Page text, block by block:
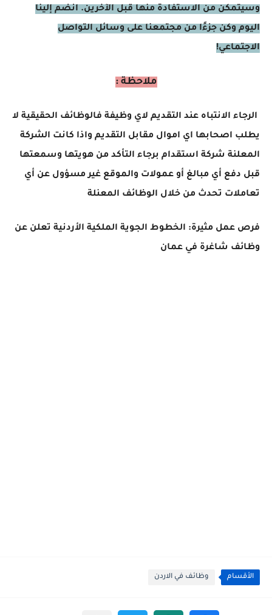
وسيتمكن من الاستفادة منها قبل الآخرين. انضم إلينا
اليوم وكن جزءًا من مجتمعنا على وسائل التواصل
الاجتماعي!
ملاحظة :
الرجاء الانتباه عند التقديم لاي وظيفة فالوظائف الحقيقية لا
يطلب اصحابها اي اموال مقابل التقديم واذا كانت الشركة
المعلنة شركة استقدام برجاء التأكد من هويتها وسمعتها
قبل دفع أي مبالغ أو عمولات والموقع غير مسؤول عن أي
تعاملات تحدث من خلال الوظائف المعنلة
فرص عمل مثيرة: الخطوط الجوية الملكية الأردنية تعلن عن
وظائف شاغرة في عمان
الأقسام وظائف في الاردن